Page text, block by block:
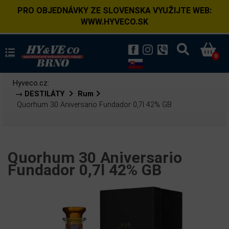
PRO OBJEDNÁVKY ZE SLOVENSKA VYUŽIJTE WEB:
WWW.HYVECO.SK
0
Hyveco.cz:
→ DESTILÁTY
Rum
Quorhum 30 Aniversario Fundador 0,7l 42% GB
Quorhum 30 Aniversario
Fundador 0,7l 42% GB